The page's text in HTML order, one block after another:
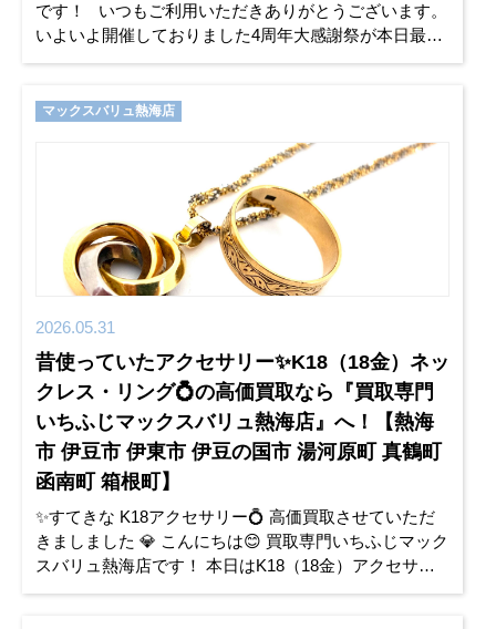
です！ いつもご利用いただきありがとうございます。
いよいよ開催しておりました4周年大感謝祭が本日最終
日となりました！ 「気になっていたけれど、まだ行け
マックスバリュ熱海店
2026.05.31
昔使っていたアクセサリー✨K18（18金）ネッ
クレス・リング💍の高価買取なら『買取専門
いちふじマックスバリュ熱海店』へ！【熱海
市 伊豆市 伊東市 伊豆の国市 湯河原町 真鶴町
函南町 箱根町】
✨すてきな K18アクセサリー💍 高価買取させていただ
きましました 💎 こんにちは😊 買取専門いちふじマック
スバリュ熱海店です！ 本日はK18（18金）アクセサリ
ーをお買取りさせていただきました✨ ✨ お買取り商品